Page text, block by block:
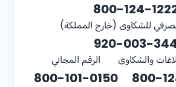
800-124-
للشكاوى (خارج المملكة)
920-003-
والشكاوى
800-
الرقم المجاني
800-101-0150